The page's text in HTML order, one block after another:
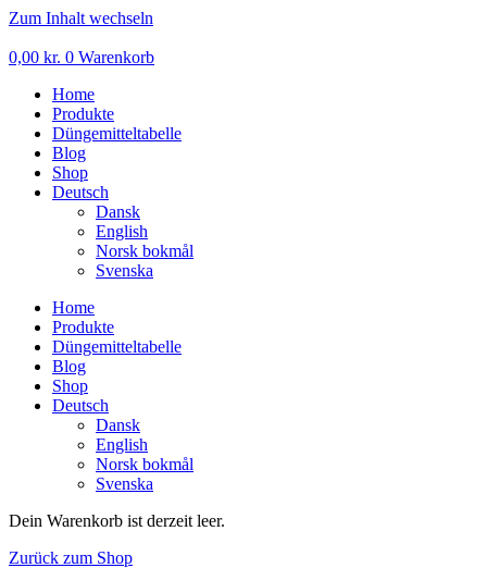
Zum Inhalt wechseln
0,00 kr. 0 Warenkorb
Home
Produkte
Düngemitteltabelle
Blog
Shop
Deutsch
Dansk
English
Norsk bokmål
Svenska
Home
Produkte
Düngemitteltabelle
Blog
Shop
Deutsch
Dansk
English
Norsk bokmål
Svenska
Dein Warenkorb ist derzeit leer.
Zurück zum Shop